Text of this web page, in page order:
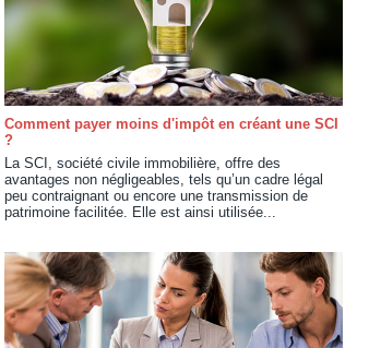
Comment payer moins d'impôt en créant une SCI
?
La SCI, société civile immobilière, offre des
avantages non négligeables, tels qu’un cadre légal
peu contraignant ou encore une transmission de
patrimoine facilitée. Elle est ainsi utilisée...